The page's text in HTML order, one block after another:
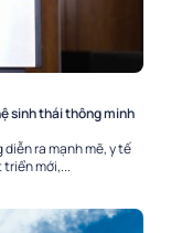
sinh thái thông minh
ra mạnh mẽ, y tế
mới,...